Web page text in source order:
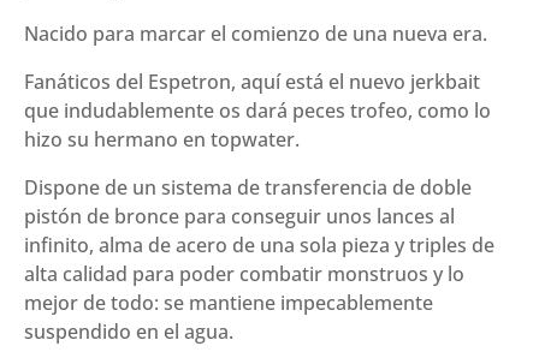
Nacido para marcar el comienzo de una nueva era.
Fanáticos del Espetron, aquí está el nuevo jerkbait
que indudablemente os dará peces trofeo, como lo
hizo su hermano en topwater.
Dispone de un sistema de transferencia de doble
pistón de bronce para conseguir unos lances al
infinito, alma de acero de una sola pieza y triples de
alta calidad para poder combatir monstruos y lo
mejor de todo: se mantiene impecablemente
suspendido en el agua.